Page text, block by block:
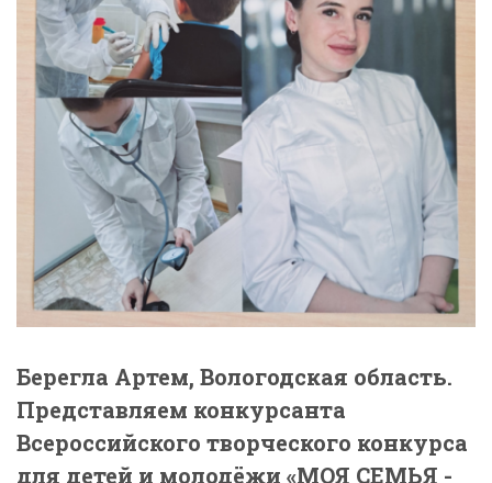
Берегла Артем, Вологодская область.
Представляем конкурсанта
Всероссийского творческого конкурса
для детей и молодёжи «МОЯ СЕМЬЯ -